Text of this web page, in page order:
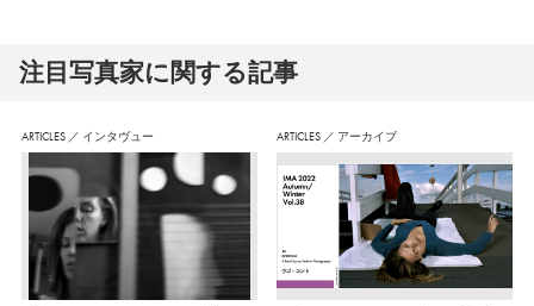
注⽬写真家に関する記事
ARTICLES ／ インタヴュー ARTICLES ／ アーカイブ